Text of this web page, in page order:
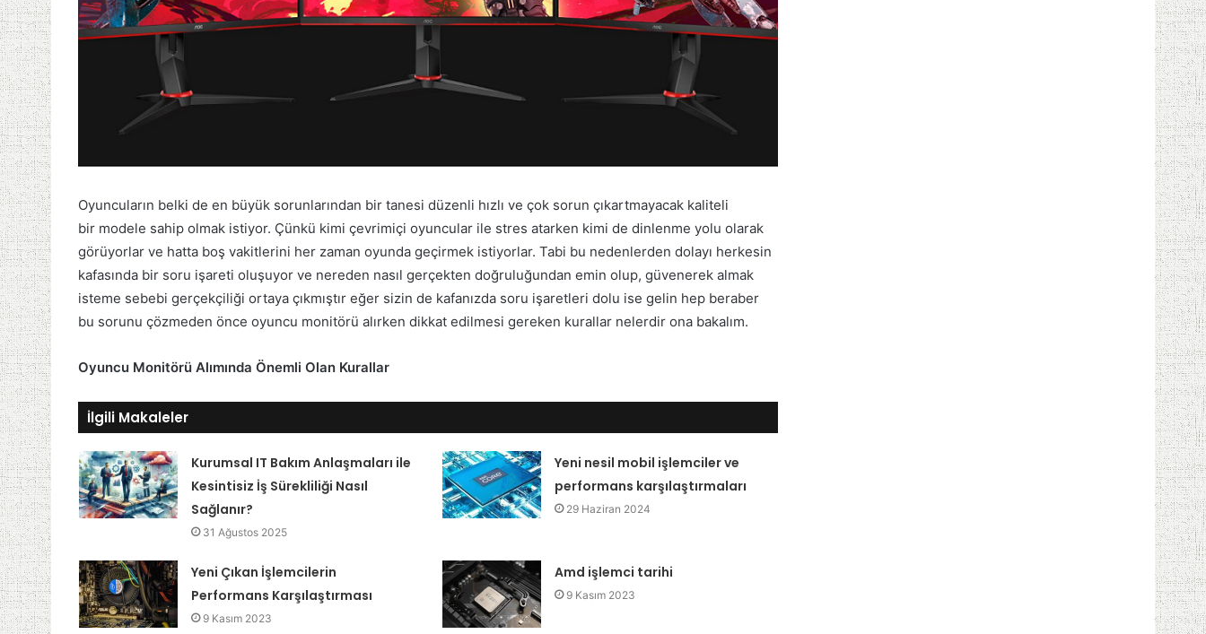
Oyuncuların belki de en büyük sorunlarından bir tanesi düzenli hızlı ve çok sorun çıkartmayacak kaliteli
bir modele sahip olmak istiyor. Çünkü kimi çevrimiçi oyuncular ile stres atarken kimi de dinlenme yolu olarak
görüyorlar ve hatta boş vakitlerini her zaman oyunda geçirmek istiyorlar. Tabi bu nedenlerden dolayı herkesin
kafasında bir soru işareti oluşuyor ve nereden nasıl gerçekten doğruluğundan emin olup, güvenerek almak
isteme sebebi gerçekçiliği ortaya çıkmıştır eğer sizin de kafanızda soru işaretleri dolu ise gelin hep beraber
bu sorunu çözmeden önce oyuncu monitörü alırken dikkat edilmesi gereken kurallar nelerdir ona bakalım.
Oyuncu Monitörü Alımında Önemli Olan Kurallar
İlgili Makaleler
Kurumsal IT Bakım Anlaşmaları ile
Kesintisiz İş Sürekliliği Nasıl
Sağlanır?
31 Ağustos 2025
Yeni nesil mobil işlemciler ve
performans karşılaştırmaları
29 Haziran 2024
Yeni Çıkan İşlemcilerin
Performans Karşılaştırması
9 Kasım 2023
Amd işlemci tarihi
9 Kasım 2023